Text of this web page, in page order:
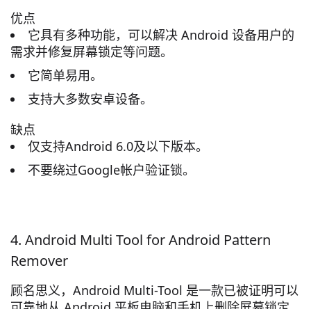
优点
它具有多种功能，可以解决 Android 设备用户的
需求并修复屏幕锁定等问题。
它简单易用。
支持大多数安卓设备。
缺点
仅支持Android 6.0及以下版本。
不要绕过Google帐户验证锁。
4. Android Multi Tool for Android Pattern
Remover
顾名思义，Android Multi-Tool 是一款已被证明可以